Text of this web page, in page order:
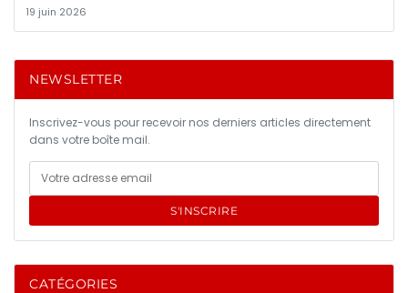
19 juin 2026
NEWSLETTER
Inscrivez-vous pour recevoir nos derniers articles directement
dans votre boîte mail.
S'INSCRIRE
CATÉGORIES